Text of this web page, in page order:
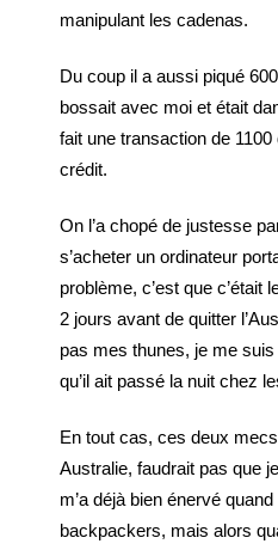
manipulant les cadenas.
Du coup il a aussi piqué
bossait avec moi et était
fait une transaction de
crédit.
On l’a chopé de justesse
s’acheter un ordinateur
problème, c’est que c’était
2 jours avant de quitter
pas mes thunes, je me
qu’il ait passé la nuit chez
En tout cas, ces deux
Australie, faudrait pas que
m’a déjà bien énervé
backpackers, mais alors